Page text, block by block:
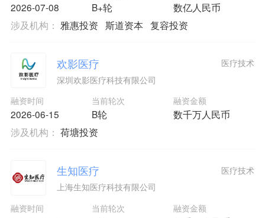
2026-07-08 B+轮 数亿人民币
涉及机构： 雅惠投资 斯道资本 复容投资
欢影医疗
深圳欢影医疗科技有限公司
融资时间
2026-06-15
当前轮次
B轮
融资金额
数千万人民币
医疗技术
涉及机构： 荷塘投资
生知医疗
上海生知医疗科技有限公司
融资时间
当前轮次 融资金额
医疗技术